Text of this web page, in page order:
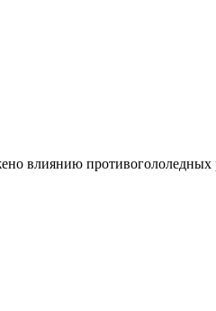
влиянию противогололедных